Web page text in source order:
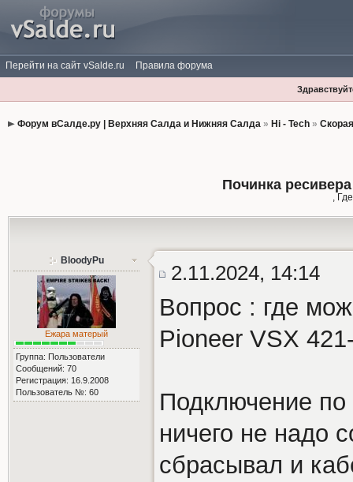
Перейти на сайт vSalde.ru Правила форума
Форум вСалде.ру | Верхняя Салда и Нижняя Салда» Hi - Tech»
Починка
,
BloodyPu
Ежара матерый
Группа: Пользователи
Сообщений: 70
Регистрация: 16.9.2008
Пользователь №: 60
2.11.2024, 14:14
Вопрос : где
Pioneer VSX
Подключение
ничего не надо
сбрасывал и